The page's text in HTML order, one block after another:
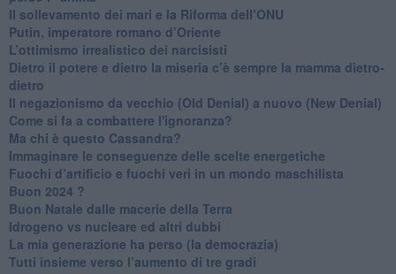
​Il sollevamento dei mari e la Riforma dell’ONU
Putin, imperatore romano d’Oriente
​L’ottimismo irrealistico dei narcisisti
​Dietro il potere e dietro la miseria c’è sempre la mamma dietro-
dietro
Il negazionismo da vecchio (Old Denial) a nuovo (New Denial)
Come si fa a combattere l'ignoranza?
Ma chi è questo Cassandra?
Immaginare le conseguenze delle scelte energetiche
​Fuochi d’artificio e fuochi veri in un mondo maschilista
Buon 2024 ?
​Buon Natale dalle macerie della Terra
​Idrogeno vs nucleare ed altri dubbi
​La mia generazione ha perso (la democrazia)
​Tutti insieme verso l’aumento di tre gradi